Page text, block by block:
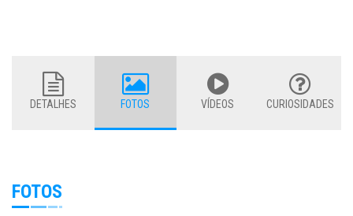
DETALHES FOTOS VÍDEOS CURIOSIDADES
FOTOS